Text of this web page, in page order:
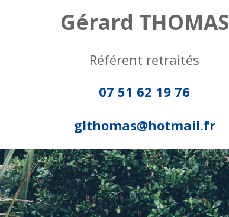
Gérard THOMAS
Référent retraités
07 51 62 19 76
glthomas@hotmail.fr